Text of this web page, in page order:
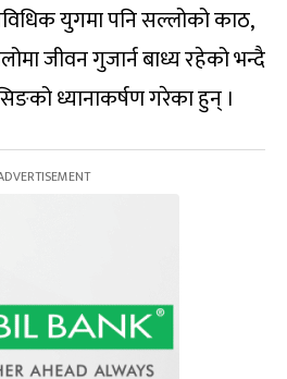
युगमा पनि सल्लोको काठ,
जीवन गुजार्न बाध्य रहेको भन्दै
ध्यानाकर्षण गरेका हुन् ।